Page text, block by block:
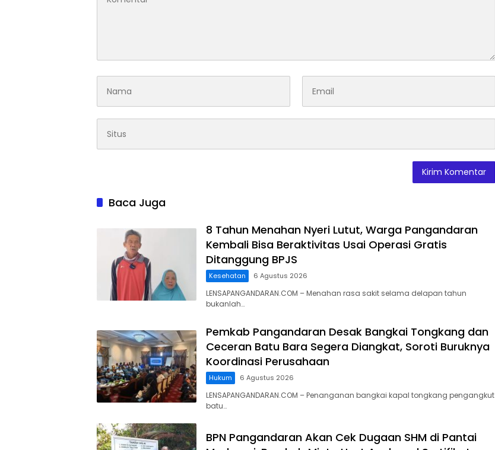
Baca Juga
8 Tahun Menahan Nyeri Lutut, Warga Pangandaran
Kembali Bisa Beraktivitas Usai Operasi Gratis
Ditanggung BPJS
Kesehatan 6 Agustus 2026
LENSAPANGANDARAN.COM – Menahan rasa sakit selama delapan tahun
bukanlah…
Pemkab Pangandaran Desak Bangkai Tongkang dan
Ceceran Batu Bara Segera Diangkat, Soroti Buruknya
Koordinasi Perusahaan
Hukum 6 Agustus 2026
LENSAPANGANDARAN.COM – Penanganan bangkai kapal tongkang pengangkut
batu…
BPN Pangandaran Akan Cek Dugaan SHM di Pantai